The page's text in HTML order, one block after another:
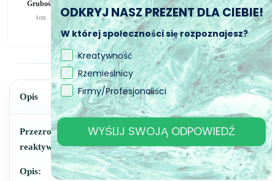
Grubość
1cm
Kataliza
6h
Specjalny
bez pęcherzyków
Zastosowanie
biżuteria
Opis
Przezroczysta żywica epoksydowa o wysokiej
reaktywności “I-Creation”
Opis:
ODKRYJ NASZ PREZENT DLA CIEBIE!
W której społeczności się rozpoznajesz?
Kreatywność
Rzemieślnicy
Firmy/Profesjonaliści
WYŚLIJ SWOJĄ ODPOWIEDŹ